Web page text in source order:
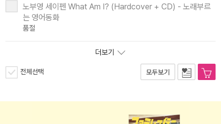
노부영 세이펜 What Am I? (Hardcover + CD) - 노래부르
는 영어동화
품절
더보기
전체선택 모두보기